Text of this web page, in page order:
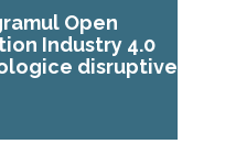
Open
Industry 4.0
disruptive